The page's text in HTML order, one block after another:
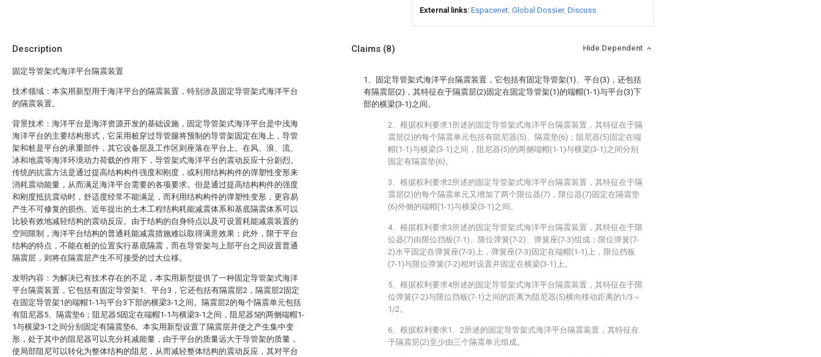
External links Espacenet Global Dossier Discuss
Description
固定导管架式海洋平台隔震装置
技术领域：本实用新型用于海洋平台的隔震装置，特别涉及固定导管架式海洋平台
的隔震装置。
背景技术：海洋平台是海洋资源开发的基础设施，固定导管架式海洋平台是中浅海
海洋平台的主要结构形式，它采用桩穿过导管腿将预制的导管架固定在海上，导管
架和桩是平台的承重部件，其它设备层及工作区则座落在平台上。在风、浪、流、
冰和地震等海洋环境动力荷载的作用下，导管架式海洋平台的震动反应十分剧烈。
传统的抗震方法是通过提高结构构件强度和刚度，或利用结构构件的弹塑性变形来
消耗震动能量，从而满足海洋平台需要的各项要求。但是通过提高结构构件的强度
和刚度抵抗震动时，舒适度经常不能满足，而利用结构构件的弹塑性变形，更容易
产生不可修复的损伤。近年提出的土木工程结构耗能减震体系和基底隔震体系可以
比较有效地减轻结构的震动反应。由于结构的自身特点以及可设置耗能减震装置的
空间限制，海洋平台结构的普通耗能减震措施难以取得满意效果；此外，限于平台
结构的特点，不能在桩的位置实行基底隔震，而在导管架与上部平台之间设置普通
隔震层，则将在隔震层产生不可接受的过大位移。
发明内容：为解决已有技术存在的不足，本实用新型提供了一种固定导管架式海洋
平台隔震装置，它包括有固定导管架1、平台3，它还包括有隔震层2，隔震层2固定
在固定导管架1的端帽1-1与平台3下部的横梁3-1之间。隔震层2的每个隔震单元包括
有阻尼器5、隔震垫6；阻尼器5固定在端帽1-1与横梁3-1之间，阻尼器5的两侧端帽1-
1与横梁3-1之间分别固定有隔震垫6。本实用新型设置了隔震层并使之产生集中变
形，处于其中的阻尼器可以充分耗减能量，由于平台的质量远大于导管架的质量，
使局部阻尼可以转化为整体结构的阻尼，从而减轻整体结构的震动反应，其对平台
Claims (8) Hide Dependent
1、固定导管架式海洋平台隔震装置，它包括有固定导管架(1)、平台(3)，还包括
有隔震层(2)，其特征在于隔震层(2)固定在固定导管架(1)的端帽(1-1)与平台(3)下
部的横梁(3-1)之间。
2、根据权利要求1所述的固定导管架式海洋平台隔震装置，其特征在于隔
震层(2)的每个隔震单元包括有阻尼器(5)、隔震垫(6)；阻尼器(5)固定在端
帽(1-1)与横梁(3-1)之间，阻尼器(5)的两侧端帽(1-1)与横梁(3-1)之间分别
固定有隔震垫(6)。
3、根据权利要求2所述的固定导管架式海洋平台隔震装置，其特征在于隔
震层(2)的每个隔震单元又增加了两个限位器(7)，限位器(7)固定在隔震垫
(6)外侧的端帽(1-1)与横梁(3-1)之间。
4、根据权利要求3所述的固定导管架式海洋平台隔震装置，其特征在于限
位器(7)由限位挡板(7-1)、限位弹簧(7-2)、弹簧座(7-3)组成；限位弹簧(7-
2)水平固定在弹簧座(7-3)上，弹簧座(7-3)固定在端帽(1-1)上，限位挡板
(7-1)与限位弹簧(7-2)相对设置并固定在横梁(3-1)上。
5、根据权利要求4所述的固定导管架式海洋平台隔震装置，其特征在于限
位弹簧(7-2)与限位挡板(7-1)之间的距离为阻尼器(5)横向移动距离的1/3～
1/2。
6、根据权利要求1、2所述的固定导管架式海洋平台隔震装置，其特征在
于隔震层(2)至少由三个隔震单元组成。